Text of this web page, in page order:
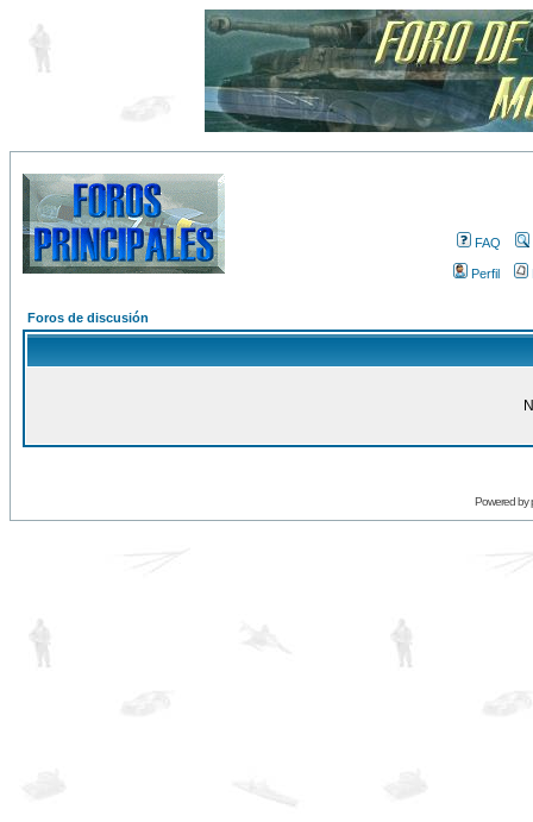
FAQ
Perfil
Foros de discusión
Powered by